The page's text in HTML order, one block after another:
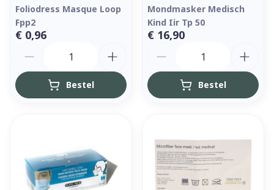
Foliodress Masque Loop
Fpp2
€ 0,96
Bestel
Mondmasker Medisch
Kind Iir Tp 50
€ 16,90
Bestel